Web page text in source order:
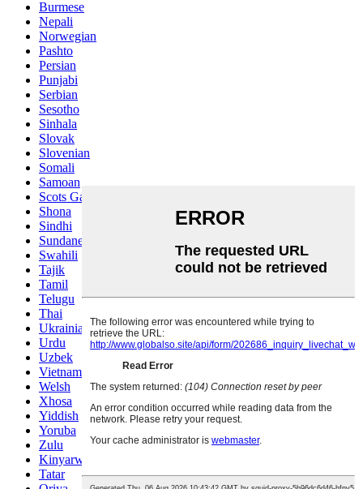
Burmese
Nepali
Norwegian
Pashto
Persian
Punjabi
Serbian
Sesotho
Sinhala
Slovak
Slovenian
Somali
Samoan
Scots Gaelic
Shona
Sindhi
Sundanese
Swahili
Tajik
Tamil
Telugu
Thai
Ukrainian
Urdu
Uzbek
Vietnamese
Welsh
Xhosa
Yiddish
Yoruba
Zulu
Kinyarwanda
Tatar